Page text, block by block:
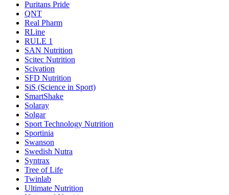
Puritans Pride
QNT
Real Pharm
RLine
RULE 1
SAN Nutrition
Scitec Nutrition
Scivation
SFD Nutrition
SiS (Science in Sport)
SmartShake
Solaray
Solgar
Sport Technology Nutrition
Sportinia
Swanson
Swedish Nutra
Syntrax
Tree of Life
Twinlab
Ultimate Nutrition